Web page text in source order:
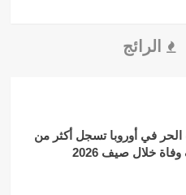
الرائج
في أوروبا تسجل أكثر من